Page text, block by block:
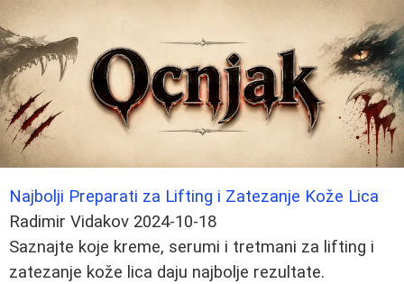
Najbolji Preparati za Lifting i Zatezanje Kože Lica
Radimir Vidakov 2024-10-18
Saznajte koje kreme, serumi i tretmani za lifting i
zatezanje kože lica daju najbolje rezultate.